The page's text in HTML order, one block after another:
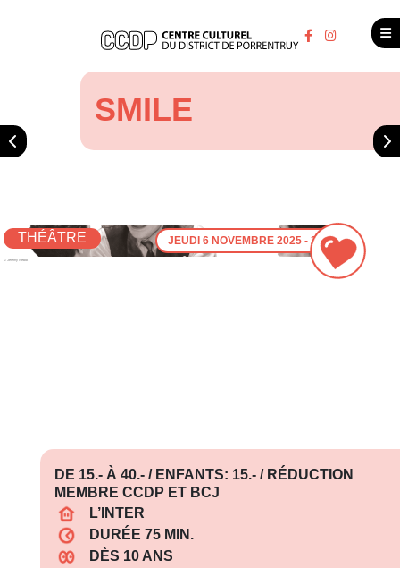
SMILE
THÉÂTRE JEUDI 6 NOVEMBRE 2025 - 20H00
© Jérémy Nebot
DE 15.- À 40.- / ENFANTS: 15.- / RÉDUCTION
MEMBRE CCDP ET BCJ
L’INTER
DURÉE 75 MIN.
DÈS 10 ANS